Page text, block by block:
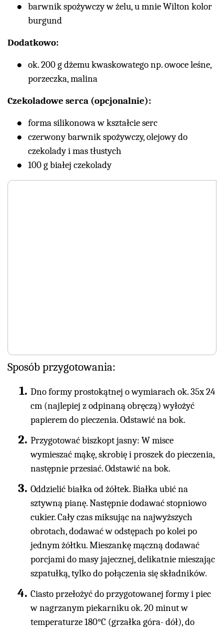
barwnik spożywczy w żelu, u mnie Wilton kolor
burgund
Dodatkowo:
ok. 200 g dżemu kwaskowatego np. owoce leśne,
porzeczka, malina
Czekoladowe serca (opcjonalnie):
forma silikonowa w kształcie serc
czerwony barwnik spożywczy, olejowy do
czekolady i mas tłustych
100 g białej czekolady
Sposób przygotowania:
Dno formy prostokątnej o wymiarach ok. 35x 24
cm (najlepiej z odpinaną obręczą) wyłożyć
papierem do pieczenia. Odstawić na bok.
Przygotować biszkopt jasny: W misce
wymieszać mąkę, skrobię i proszek do pieczenia,
następnie przesiać. Odstawić na bok.
Oddzielić białka od żółtek. Białka ubić na
sztywną pianę. Następnie dodawać stopniowo
cukier. Cały czas miksując na najwyższych
obrotach, dodawać w odstępach po kolei po
jednym żółtku. Mieszankę mączną dodawać
porcjami do masy jajecznej, delikatnie mieszając
szpatułką, tylko do połączenia się składników.
Ciasto przełożyć do przygotowanej formy i piec
w nagrzanym piekarniku ok. 20 minut w
temperaturze 180°C (grzałka góra- dół), do